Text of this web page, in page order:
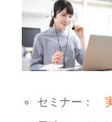
セミナー：